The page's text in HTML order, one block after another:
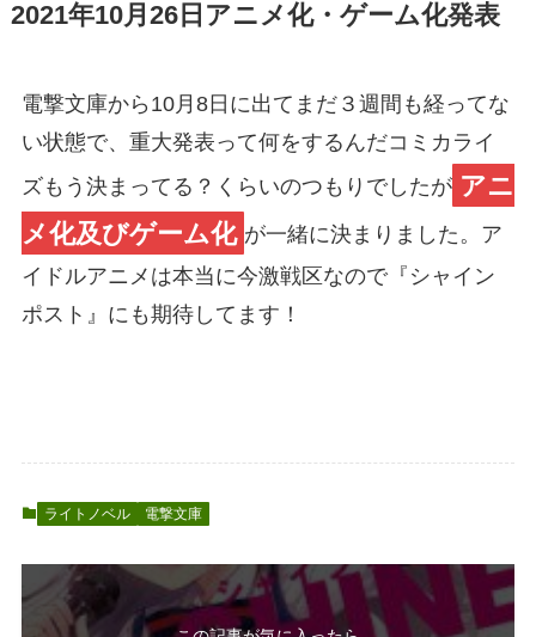
2021年10月26日アニメ化・ゲーム化発表
電撃文庫から10月8日に出てまだ３週間も経ってな
い状態で、重大発表って何をするんだコミカライ
ズもう決まってる？くらいのつもりでしたが アニ
メ化及びゲーム化 が一緒に決まりました。ア
イドルアニメは本当に今激戦区なので『シャイン
ポスト』にも期待してます！
ライトノベル 電撃文庫